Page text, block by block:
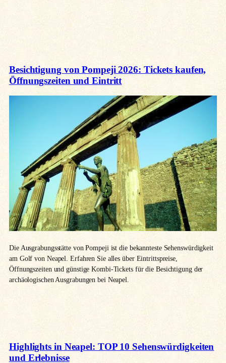
Besichtigung von Pompeji 2026: Tickets kaufen,
Öffnungszeiten und Eintritt
Die Ausgrabungsstätte von Pompeji ist die bekannteste Sehenswürdigkeit
am Golf von Neapel. Erfahren Sie alles über Eintrittspreise,
Öffnungszeiten und günstige Kombi-Tickets für die Besichtigung der
archäologischen Ausgrabungen bei Neapel.
Highlights in Neapel: TOP 10 Sehenswürdigkeiten
und Erlebnisse